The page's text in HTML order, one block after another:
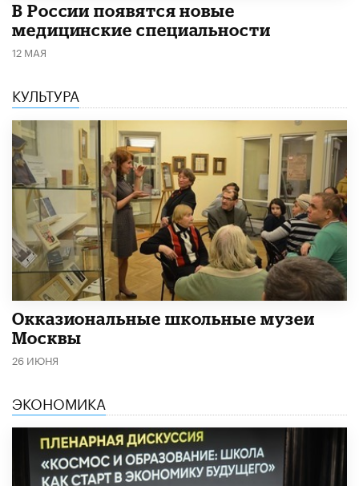
В России появятся новые
медицинские специальности
12 МАЯ
КУЛЬТУРА
​Окказиональные школьные музеи
Москвы
26 ИЮНЯ
ЭКОНОМИКА